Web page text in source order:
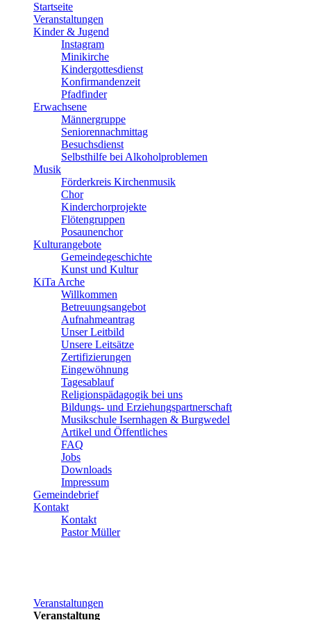
Startseite
Veranstaltungen
Kinder & Jugend
Instagram
Minikirche
Kindergottesdienst
Konfirmandenzeit
Pfadfinder
Erwachsene
Männergruppe
Seniorennachmittag
Besuchsdienst
Selbsthilfe bei Alkoholproblemen
Musik
Förderkreis Kirchenmusik
Chor
Kinderchorprojekte
Flötengruppen
Posaunenchor
Kulturangebote
Gemeindegeschichte
Kunst und Kultur
KiTa Arche
Willkommen
Betreuungsangebot
Aufnahmeantrag
Unser Leitbild
Unsere Leitsätze
Zertifizierungen
Eingewöhnung
Tagesablauf
Religionspädagogik bei uns
Bildungs- und Erziehungspartnerschaft
Musikschule Isernhagen & Burgwedel
Artikel und Öffentliches
FAQ
Jobs
Downloads
Impressum
Gemeindebrief
Kontakt
Kontakt
Pastor Müller
Veranstaltungen
Veranstaltung